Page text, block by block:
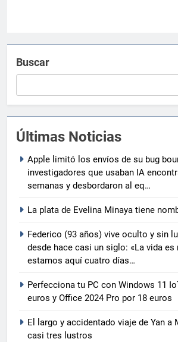
Buscar
Últimas Noticias
Apple limitó los envíos de su bug
investigadores que usaban IA
semanas y desbordaron al eq…
La plata de Evelina Minaya tiene
Federico (93 años) vive oculto y sin
desde hace casi un siglo: «La vida es
estamos aquí cuatro días…
Perfecciona tu PC con Windows 11
euros y Office 2024 Pro por 18 euros
El largo y accidentado viaje de Yan a
casi tres lustros